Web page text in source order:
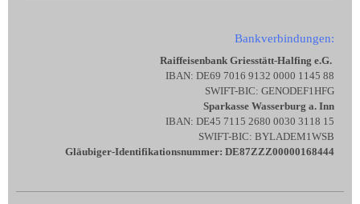
Bankverbindungen:
Raiffeisenbank Griesstätt-Halfing e.G.
IBAN: DE69 7016 9132 0000 1145 88
SWIFT-BIC: GENODEF1HFG
Sparkasse Wasserburg a. Inn
IBAN: DE45 7115 2680 0030 3118 15
SWIFT-BIC: BYLADEM1WSB
Gläubiger-Identifikationsnummer: DE87ZZZ00000168444